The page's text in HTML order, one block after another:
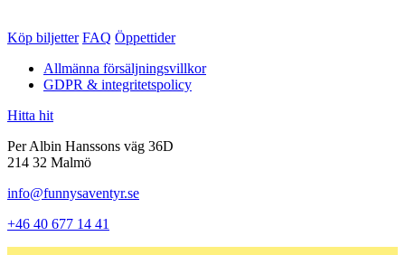
Köp biljetter FAQ Öppettider
Allmänna försäljningsvillkor
GDPR & integritetspolicy
Hitta hit
Per Albin Hanssons väg 36D
214 32 Malmö
info@funnysaventyr.se
+46 40 677 14 41